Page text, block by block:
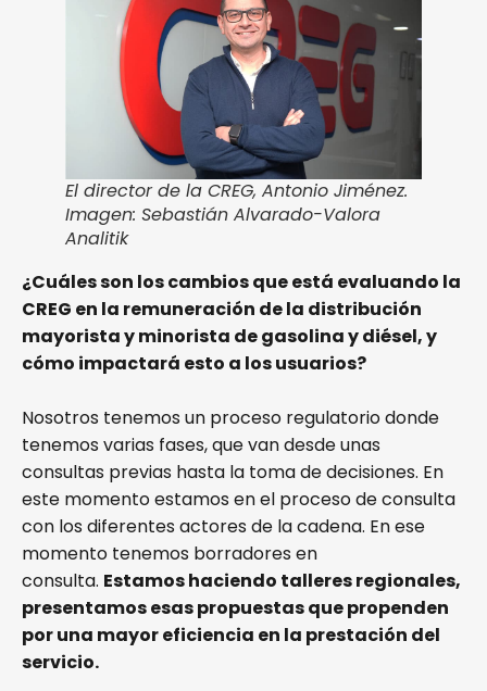
El director de la CREG, Antonio Jiménez.
Imagen: Sebastián Alvarado-Valora
Analitik
¿Cuáles son los cambios que está evaluando la
CREG en la remuneración de la distribución
mayorista y minorista de gasolina y diésel, y
cómo impactará esto a los usuarios?
Nosotros tenemos un proceso regulatorio donde
tenemos varias fases, que van desde unas
consultas previas hasta la toma de decisiones. En
este momento estamos en el proceso de consulta
con los diferentes actores de la cadena. En ese
momento tenemos borradores en
consulta. Estamos haciendo talleres regionales,
presentamos esas propuestas que propenden
por una mayor eficiencia en la prestación del
servicio.